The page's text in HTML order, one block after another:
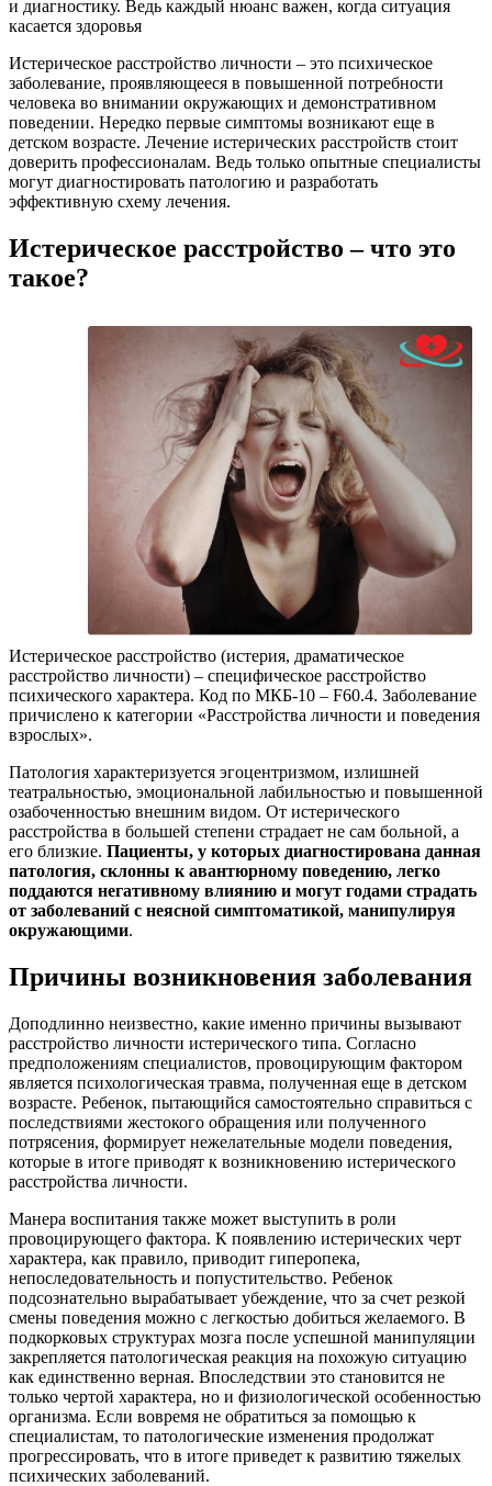
и диагностику. Ведь каждый нюанс важен, когда ситуация
касается здоровья
Истерическое расстройство личности – это психическое
заболевание, проявляющееся в повышенной потребности
человека во внимании окружающих и демонстративном
поведении. Нередко первые симптомы возникают еще в
детском возрасте. Лечение истерических расстройств стоит
доверить профессионалам. Ведь только опытные специалисты
могут диагностировать патологию и разработать
эффективную схему лечения.
Истерическое расстройство – что это
такое?
Истерическое расстройство (истерия, драматическое
расстройство личности) – специфическое расстройство
психического характера. Код по МКБ-10 – F60.4. Заболевание
причислено к категории «Расстройства личности и поведения
взрослых».
Патология характеризуется эгоцентризмом, излишней
театральностью, эмоциональной лабильностью и повышенной
озабоченностью внешним видом. От истерического
расстройства в большей степени страдает не сам больной, а
его близкие. Пациенты, у которых диагностирована данная
патология, склонны к авантюрному поведению, легко
поддаются негативному влиянию и могут годами страдать
от заболеваний с неясной симптоматикой, манипулируя
окружающими.
Причины возникновения заболевания
Доподлинно неизвестно, какие именно причины вызывают
расстройство личности истерического типа. Согласно
предположениям специалистов, провоцирующим фактором
является психологическая травма, полученная еще в детском
возрасте. Ребенок, пытающийся самостоятельно справиться с
последствиями жестокого обращения или полученного
потрясения, формирует нежелательные модели поведения,
которые в итоге приводят к возникновению истерического
расстройства личности.
Манера воспитания также может выступить в роли
провоцирующего фактора. К появлению истерических черт
характера, как правило, приводит гиперопека,
непоследовательность и попустительство. Ребенок
подсознательно вырабатывает убеждение, что за счет резкой
смены поведения можно с легкостью добиться желаемого. В
подкорковых структурах мозга после успешной манипуляции
закрепляется патологическая реакция на похожую ситуацию
как единственно верная. Впоследствии это становится не
только чертой характера, но и физиологической особенностью
организма. Если вовремя не обратиться за помощью к
специалистам, то патологические изменения продолжат
прогрессировать, что в итоге приведет к развитию тяжелых
психических заболеваний.